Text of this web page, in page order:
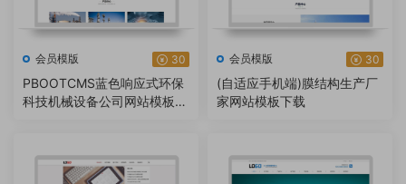
会员模版 30
PBOOTCMS蓝色响应式环保
科技机械设备公司网站模板源
会员模版 30
(自适应手机端)膜结构生产厂
家网站模板下载